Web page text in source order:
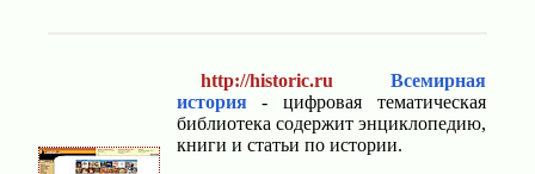
http://historic.ru
Всемирная
история- цифровая тематическая
библиотека содержит энциклопедию,
книги и статьи по истории.